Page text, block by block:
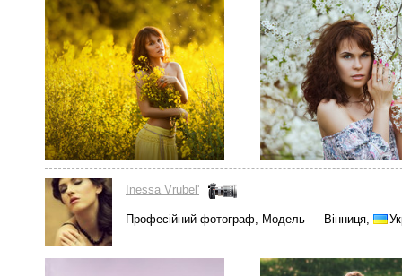
Inessa Vrubel'
Професійний фотограф, Модель — Вінниця,